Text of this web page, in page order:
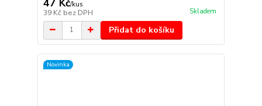
/kus
39 Kč bez DPH Skladem
Přidat do košíku
Novinka